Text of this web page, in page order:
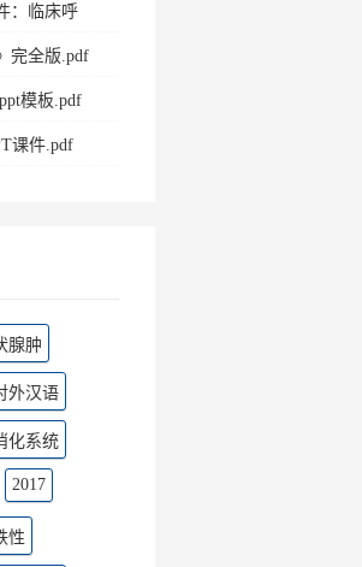
：临床呼
完全版.pdf
模板.pdf
课件.pdf
腺肿
外汉语
化系统
2017
性